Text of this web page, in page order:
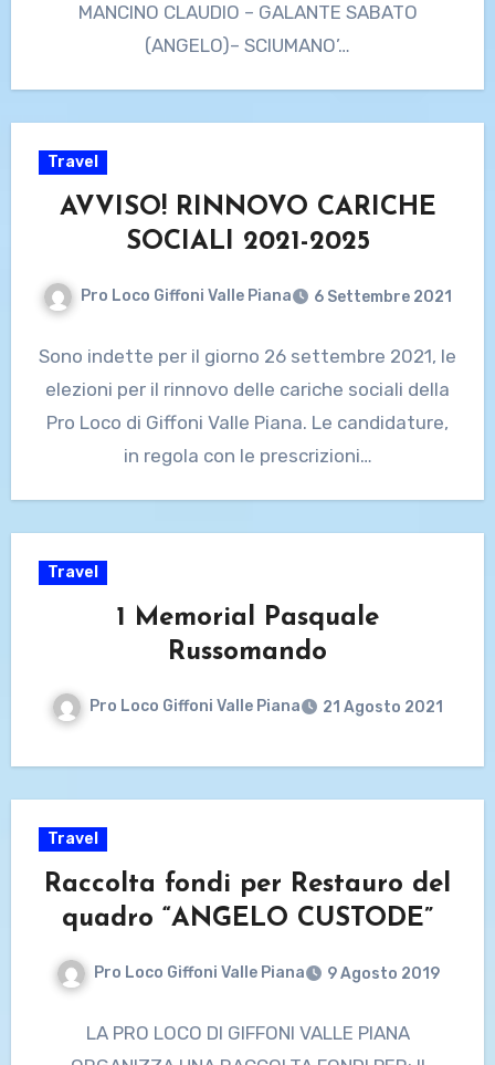
MANCINO CLAUDIO – GALANTE SABATO
(ANGELO)– SCIUMANO’…
Travel
AVVISO! RINNOVO CARICHE
SOCIALI 2021-2025
Pro Loco Giffoni Valle Piana 6 Settembre 2021
Sono indette per il giorno 26 settembre 2021, le
elezioni per il rinnovo delle cariche sociali della
Pro Loco di Giffoni Valle Piana. Le candidature,
in regola con le prescrizioni…
Travel
1 Memorial Pasquale
Russomando
Pro Loco Giffoni Valle Piana 21 Agosto 2021
Travel
Raccolta fondi per Restauro del
quadro “ANGELO CUSTODE”
Pro Loco Giffoni Valle Piana 9 Agosto 2019
LA PRO LOCO DI GIFFONI VALLE PIANA